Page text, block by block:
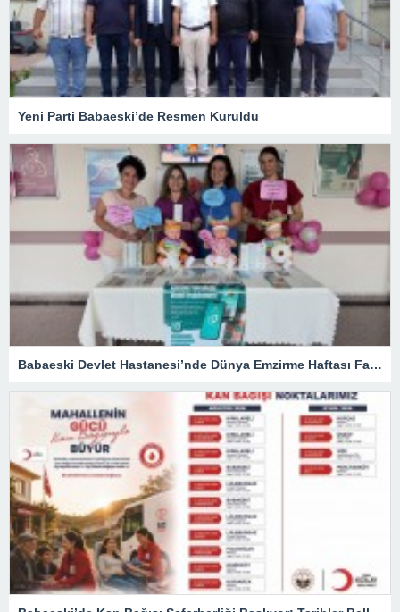
Yeni Parti Babaeski’de Resmen Kuruldu
Babaeski Devlet Hastanesi’nde Dünya Emzirme Haftası Farkındalığı